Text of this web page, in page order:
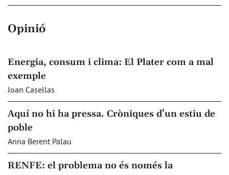
Opinió
Energia, consum i clima: El Plater com a mal
exemple
Joan Casellas
Aquí no hi ha pressa. Cròniques d’un estiu de
poble
Anna Berent Palau
RENFE: el problema no és només la